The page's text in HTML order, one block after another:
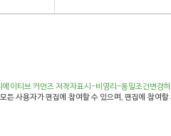
에이티브 커먼즈 저작자표시-비영리-동일조건변경
든 사용자가 편집에 참여할 수 있으며, 편집에 참여